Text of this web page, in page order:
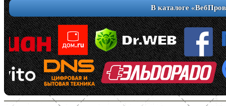
В каталоге